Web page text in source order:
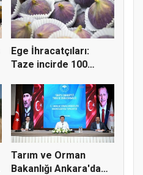
Ege İhracatçıları:
Taze incirde 100
Tarım ve Orman
Bakanlığı Ankara'da